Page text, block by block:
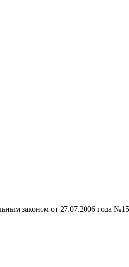
законом от 27.07.2006 года